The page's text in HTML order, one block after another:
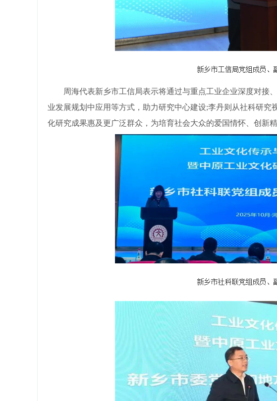
周海代表新乡市工信局表示将通过与重点工业企业深度对接
业发展规划中应用等方式，助力研究中心建设;李丹则从社科研
化研究成果惠及更广泛群众，为培育社会大众的爱国情怀、创新